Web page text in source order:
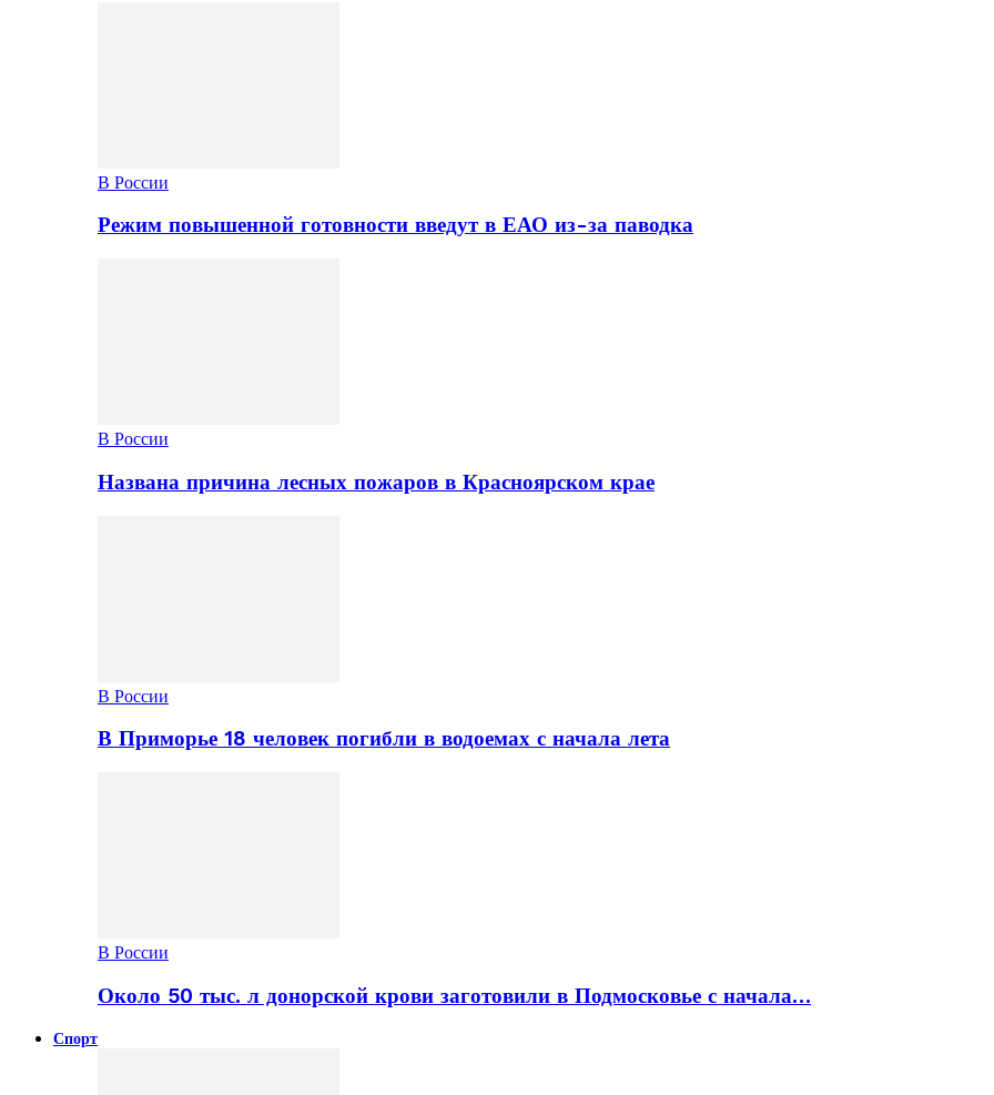
В России
Режим повышенной готовности введут в ЕАО из-за паводка
В России
Названа причина лесных пожаров в Красноярском крае
В России
В Приморье 18 человек погибли в водоемах с начала лета
В России
Около 50 тыс. л донорской крови заготовили в Подмосковье с начала…
Спорт